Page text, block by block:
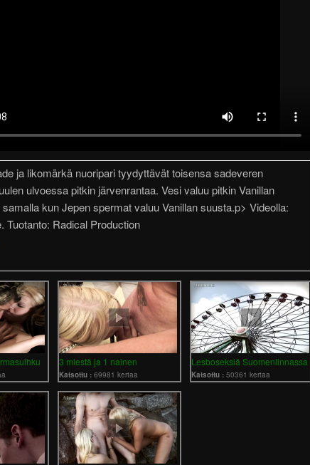
ja likomärkä nuoripari tyydyttävät toisensa sadeveren
ulvoessa pitkin järvenrantaa. Vesi valuu pitkin Vanillan
kun Jepen spermat valuu Vanillan suusta.p> Videolla:
Tuotanto: Radical Production
3 miestä ja 1 nainen
Katsottu :69981 kertaa
Lesboseksiä Suomenlinnassa
Katsottu :50361 kertaa